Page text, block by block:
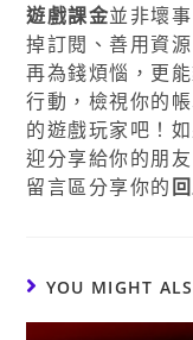
遊戲課金並非壞
掉訂閱、善用資
再為錢煩惱，更
行動，檢視你的
的遊戲玩家吧！
迎分享給你的朋
留言區分享你的
YOU MIGHT